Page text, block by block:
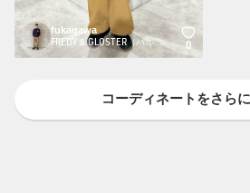
fukagawa
FREDY & GLOSTER（パルクローゼット）
0
コーディネートをさら